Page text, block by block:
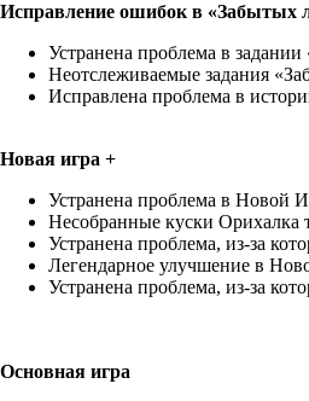
Исправление ошибок в «Забытых
Устранена проблема в
Неотслеживаемые задания
Исправлена проблема в
Новая игра +
Устранена проблема в Новой
Несобранные куски Орихалка
Устранена проблема, из-за
Легендарное улучшение в
Устранена проблема, из-за
Основная игра